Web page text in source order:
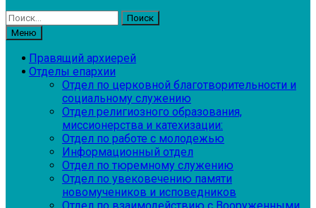
Найти:
Меню
Правящий архиерей
Отделы епархии
Отдел по церковной благотворительности и
социальному служению
Отдел религиозного образования,
миссионерства и катехизации:
Отдел по работе с молодежью
Информационный отдел
Отдел по тюремному служению
Отдел по увековечению памяти
новомучеников и исповедников